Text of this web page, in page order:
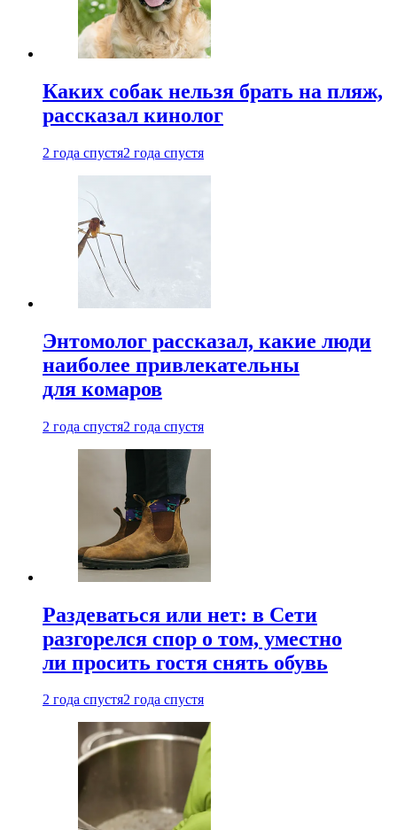
Каких собак нельзя брать на пляж,
рассказал кинолог
2 года спустя2 года спустя
Энтомолог рассказал, какие люди
наиболее привлекательны
для комаров
2 года спустя2 года спустя
Раздеваться или нет: в Сети
разгорелся спор о том, уместно
ли просить гостя снять обувь
2 года спустя2 года спустя